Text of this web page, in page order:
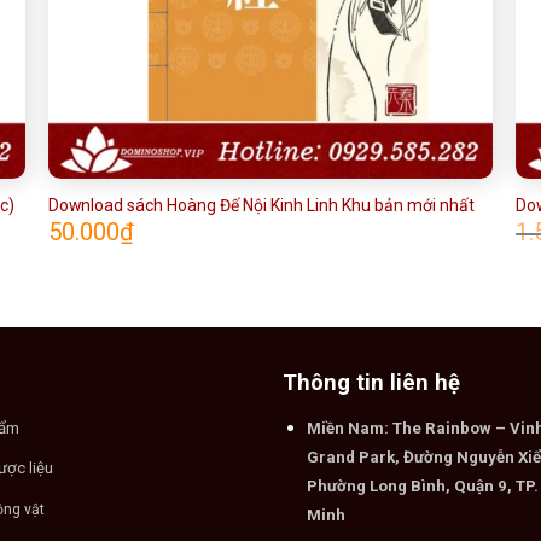
Download sách Hoàng Đế Nội Kinh Linh Khu bản mới nhất
50.000₫
liệu
vật
Thông tin liên hệ
Miền Nam: The Rainbow –
Grand Park, Đường Nguyễn
Phường Long Bình, Quận 9,
Minh